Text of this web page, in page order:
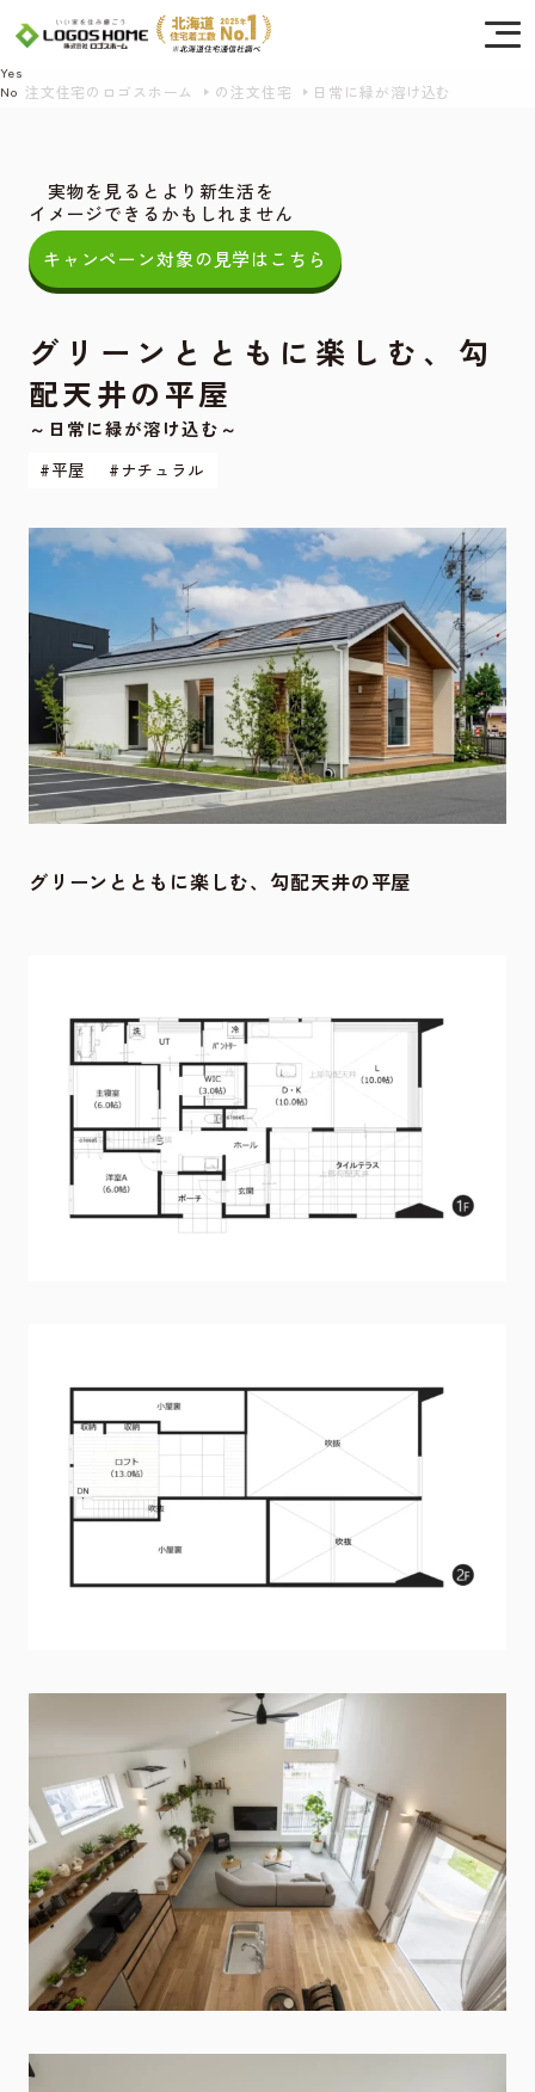
注文住宅のロゴスホーム の注文住宅 日常に緑が溶け込む
実物を見るとより新生活を
イメージできるかもしれません
キャンペーン対象の見学はこちら
グリーンとともに楽しむ、勾
配天井の平屋
～日常に緑が溶け込む～
#平屋 #ナチュラル
グリーンとともに楽しむ、勾配天井の平屋
Cookie を使用して、お客様の活動を追跡してもよろしいですか? 当社ではお客様の
プライバシーを極めて重視しています。詳細について、およびご質問がある場合
は、当社のプライバシーポリシーをご覧ください。
Yes
No